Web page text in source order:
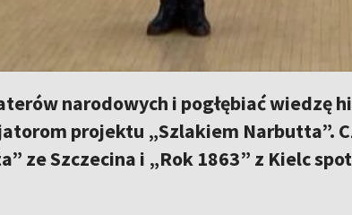
narodowych i pogłębiać wiedzę
projektu „Szlakiem Narbutta”.
ze Szczecina i „Rok 1863” z Kielc